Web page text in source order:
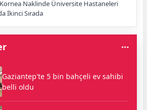
Naklinde Üniversite Hastaneleri
İkinci Sırada
Gaziantep'te 5 bin bahçeli ev sahibi
belli oldu